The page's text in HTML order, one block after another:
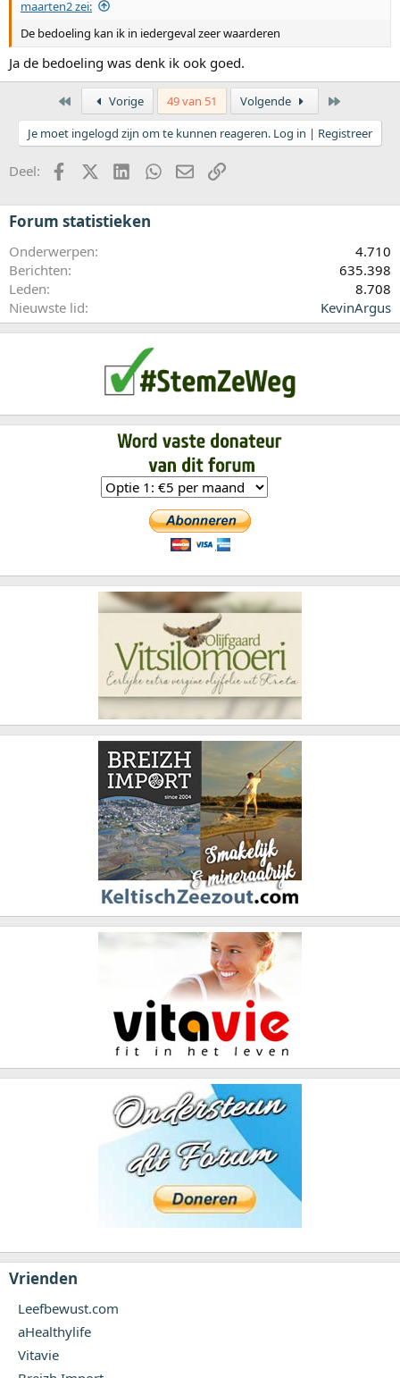
maarten2 zei:
De bedoeling kan ik in iedergeval zeer waarderen
Ja de bedoeling was denk ik ook goed.
Eerste Vorige 49 van 51 Volgende
Je moet ingelogd zijn om te kunnen reageren. Log in | Registreer
Deel: FacebookX (Twitter)LinkedInWhatsApp
E-mailkoppeling
Forum statistieken
Onderwerpen
4.710
Berichten
635.398
Leden
8.708
Nieuwste lid
KevinArgus
Vrienden
Leefbewust.com
aHealthylife
Vitavie